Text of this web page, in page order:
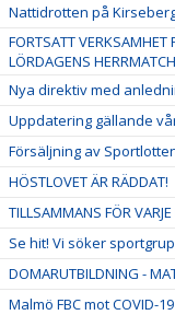
Nattidrotten på
FORTSATT VERKSAMHET
LÖRDAGENS
Nya direktiv med
Uppdatering gällande
Försäljning av
HÖSTLOVET ÄR RÄDDAT!
TILLSAMMANS FÖR
Se hit! Vi söker
DOMARUTBILDNING -
Malmö FBC mot COVID-19